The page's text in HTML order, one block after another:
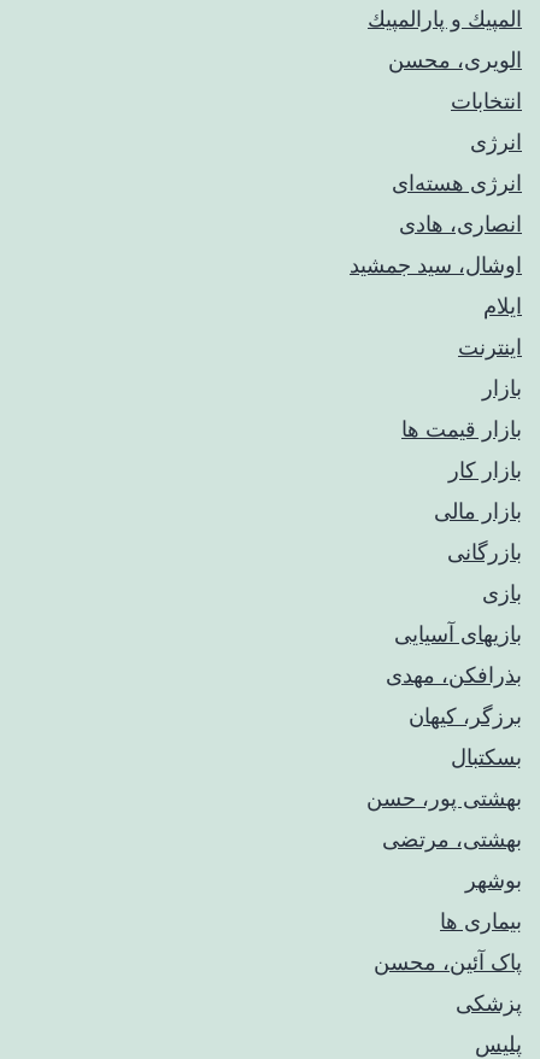
المپيك و پارالمپيك
الویری، محسن
انتخابات
انرژی
انرژی هسته‌ای
انصاری، هادی
اوشال، سید جمشید
ایلام
اینترنت
بازار
بازار قیمت ها
بازار کار
بازار مالی
بازرگانی
بازی
بازیهای آسیایی
بذرافکن، مهدی
برزگر، کیهان
بسکتبال
بهشتی پور، حسن
بهشتی، مرتضی
بوشهر
بیماری ها
پاک آئین، محسن
پزشکی
پلیس